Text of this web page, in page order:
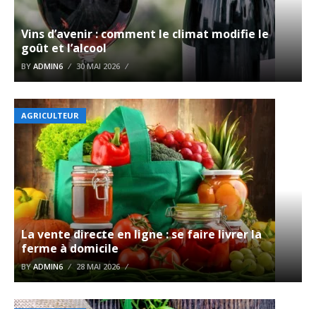
Vins d’avenir : comment le climat modifie le
goût et l’alcool
BY ADMIN6 30 MAI 2026
AGRICULTEUR
La vente directe en ligne : se faire livrer la
ferme à domicile
BYADMIN6 28 MAI 2026